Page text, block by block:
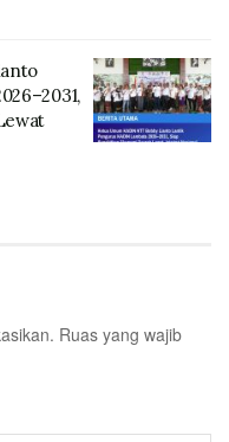
Ruas yang wajib